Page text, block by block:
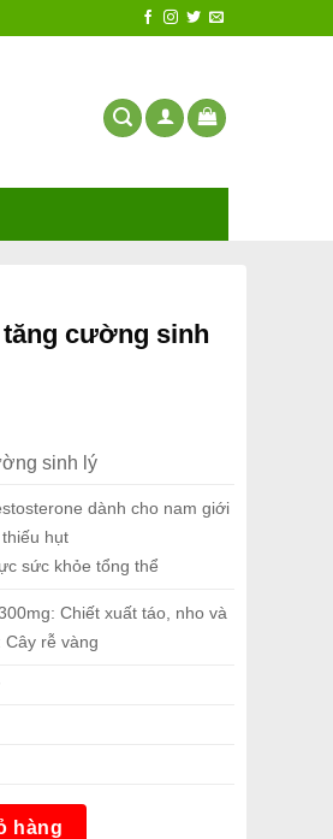
cường sinh
sinh lý
dành cho nam giới
hụt
sức khỏe tổng thể
Chiết xuất táo, nho và
Cây rễ vàng
hàng